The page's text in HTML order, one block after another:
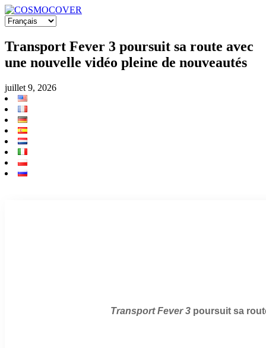
Transport Fever 3 poursuit sa route avec
une nouvelle vidéo pleine de nouveautés
juillet 9, 2026
Transport Fever 3 poursuit sa